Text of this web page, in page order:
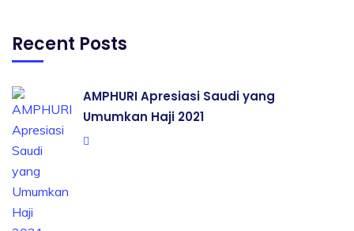
Recent Posts
AMPHURI Apresiasi Saudi yang
Umumkan Haji 2021